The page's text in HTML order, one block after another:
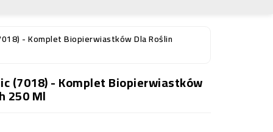
- Komplet Biopierwiastków Dla Roślin
(7018) - Komplet Biopierwiastków
250 Ml